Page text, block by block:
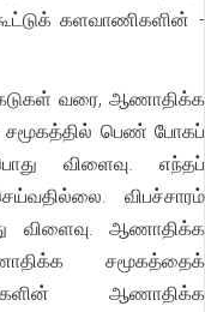
களவாணிகளின் -
வரை, ஆணாதிக்க
சமூகத்தில் பெண் போகப்
விளைவு. எந்தப்
விபச்சாரம்
விளைவு. ஆணாதிக்க
சமூகத்தைக்
ஆணாதிக்க